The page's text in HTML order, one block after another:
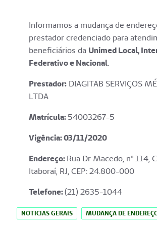
Informamos a mudança de
prestador credenciado para
beneficiários da Unimed Local,
Federativo e Nacional.
Prestador: DIAGITAB SERVIÇOS
LTDA
Matrícula:54003267-5
Vigência: 03/11/2020
Endereço:Rua Dr Macedo, nº 114,
Itaboraí, RJ, CEP: 24.800-000
Telefone:(21) 2635-1044
NOTICIAS GERAIS MUDANÇA DE